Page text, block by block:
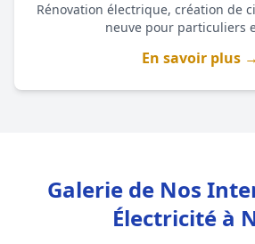
Rénovation électrique, création de
neuve pour particuliers
En savoir plus →
Galerie de Nos
Électricité à